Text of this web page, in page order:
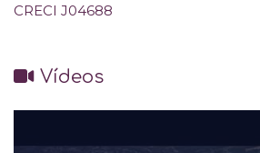
CRECI J04688
Vídeos